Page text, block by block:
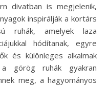
divatban is megjelenik,
inspirálják a kortárs
ruhák, amelyek laza
hódítanak, egyre
és különleges alkalmak
görög ruhák gyakran
meg, a hagyományos